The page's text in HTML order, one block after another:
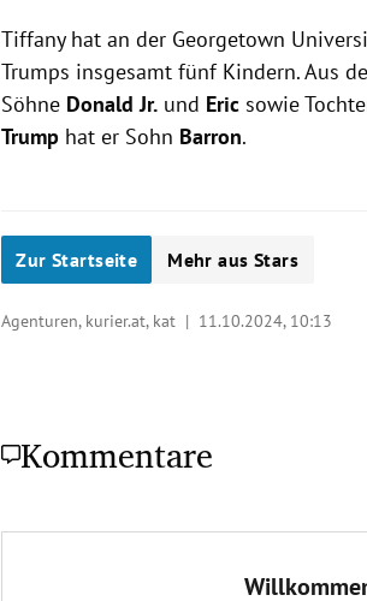
Tiffany hat an der Georgetown
Trumps insgesamt fünf Kindern. Aus
Söhne Donald Jr. und Eric sowie
Trump hat er Sohn Barron.
Zur Startseite Mehr aus Stars
Agenturen, kurier.at, kat | 11.10.2024, 10:13
Kommentare